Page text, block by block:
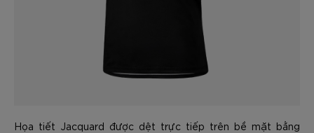
Họa tiết Jacquard được dệt trực tiếp trên bề mặt bằng